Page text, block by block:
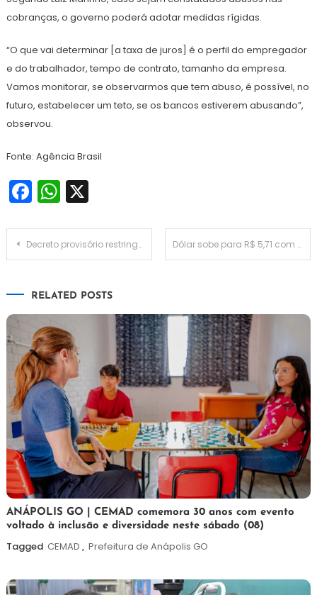
cobranças, o governo poderá adotar medidas rígidas.
“O que vai determinar [a taxa de juros] é o perfil do empregador
e do trabalhador, tempo de contrato, tamanho da empresa.
Vamos monitorar, se observarmos que tem abuso, é possível, no
futuro, estabelecer um teto, se os bancos estiverem abusando”,
observou.
Fonte: Agência Brasil
Facebook
WhatsApp
X
Navegação
Decreto provisório restringe R$ 128,4 bilhões do Orçamento até maio Dólar sobe para R$ 5,71 com piora de ambiente no exterior
RELATED POSTS
7
de
agosto
Maurilio
ANÁPOLIS GO | CEMAD comemora 30 anos com evento
voltado à inclusão e diversidade neste sábado (08)
Tagged CEMAD , Prefeitura de Anápolis GO